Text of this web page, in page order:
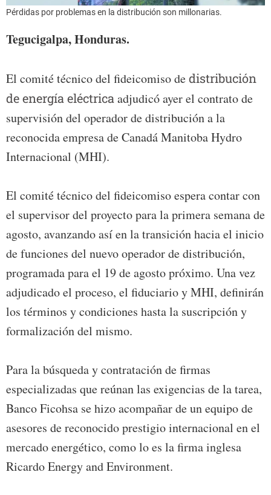
Pérdidas por problemas en la distribución son millonarias.
Tegucigalpa, Honduras.
El comité técnico del fideicomiso dedistribución
de energía eléctricaadjudicó ayer el contrato de
supervisión del operador de distribución a la
reconocida empresa de Canadá Manitoba Hydro
Internacional (MHI).
El comité técnico del fideicomiso espera contar con
el supervisor del proyecto para la primera semana de
agosto, avanzando así en la transición hacia el inicio
de funciones del nuevo operador de distribución,
programada para el 19 de agosto próximo. Una vez
adjudicado el proceso, el fiduciario y MHI, definirán
los términos y condiciones hasta la suscripción y
formalización del mismo.
Para la búsqueda y contratación de firmas
especializadas que reúnan las exigencias de la tarea,
Banco Ficohsa se hizo acompañar de un equipo de
asesores de reconocido prestigio internacional en el
mercado energético, como lo es la firma inglesa
Ricardo Energy and Environment.